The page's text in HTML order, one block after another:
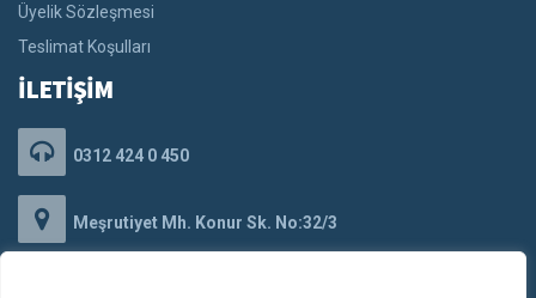
Üyelik Sözleşmesi
Teslimat Koşulları
İLETİŞİM
0312 424 0 450
Meşrutiyet Mh. Konur Sk. No:32/3